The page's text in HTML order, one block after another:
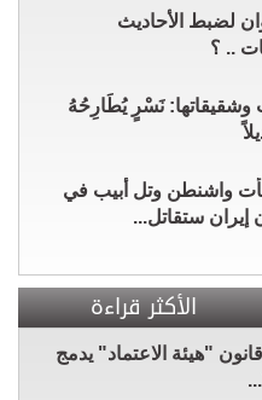
لضبط الأحاديث
.. ؟
وشقيقاتها: نَسْرٍ يُطَارِحُهُ
واشنطن وتل أبيب في
إيران ستقاتل...
الأكثر قراءة
"هيئة الاعتماد" يدمج